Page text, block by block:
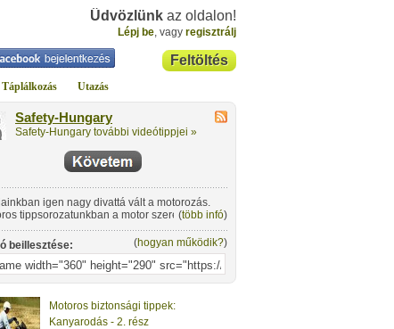
Üdvözlünk az oldalon!
Lépj be, vagy regisztrálj
Feltöltés
Táplálkozás Utazás
Safety-Hungary
Safety-Hungary további videótippjei »
igen nagy divattá vált a motorozás.
tippsorozatunkban a motor szerelmeseivel
olyan információkat, tippeket
amik segítségével könnyedén
saját és mások biztonságát az utakon.
(több infó)
beillesztése: (hogyan működik?)
Motoros biztonsági tippek:
Kanyarodás - 2. rész